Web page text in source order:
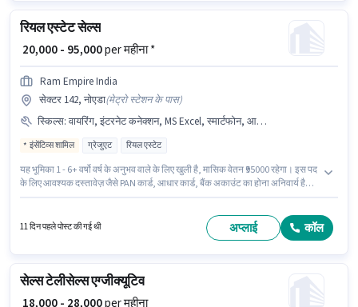
रियल एस्टेट सेल्स
₹ 20,000 - 95,000per महीना *
Ram Empire India
सेक्टर 142, नोएडा(मेट्रो स्टेशन के पास)
स्किल्स: वायरिंग, इंटरनेट कनेक्शन, MS Excel, स्मार्टफोन, आधार कार्ड, कंप्यूटर नॉलेज, लीड जनरेशन, PAN कार्ड, बैंक अकाउंट
इंसेंटिव्स शामिल ग्रेजुएट रियल एस्टेट
यह भूमिका 1 - 6+ वर्षो वर्ष के अनुभव वाले के लिए खुली है, मासिक वेतन ₹95000 रहेगा। इस पद
के लिए आवश्यक दस्तावेज़ जैसे PAN कार्ड, आधार कार्ड, बैंक अकाउंट का होना अनिवार्य है।
चाहिए। यह वैकेंसी सेक्टर 142, नोएडा में है। इस भूमिका के लिए उम्मीदवार के पास कंप्यूटर
नॉलेज, लीड जनरेशन, MS Excel, वायरिंग होना अनिवार्य है।
11 दिन पहले पोस्ट की गई थी अप्लाई कॉल
सेल्स टेलीसेल्स एग्जीक्यूटिव